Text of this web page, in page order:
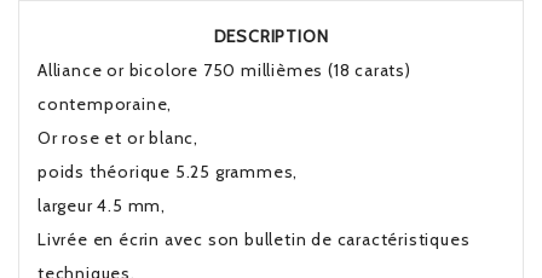
DESCRIPTION
Alliance or bicolore 750 millièmes (18 carats)
contemporaine,
Or rose et or blanc,
poids théorique 5.25 grammes,
largeur 4.5 mm,
Livrée en écrin avec son bulletin de caractéristiques
techniques.